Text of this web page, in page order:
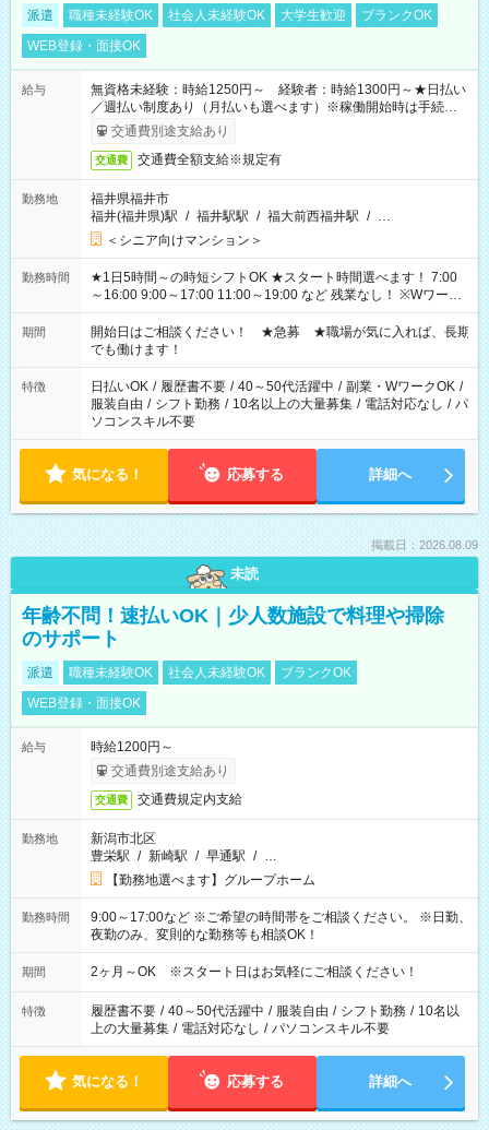
派遣 職種未経験OK 社会人未経験OK 大学生歓迎
ブランクOK
WEB登録・面接OK
給与
無資格未経験：時給1250円～ 経験者：時給1300円～★日払い
／週払い制度あり（月払いも選べます）※稼働開始時は手続き完
了次第のお支払いとなります。
交通費別途支給あり
交通費 交通費全額支給※規定有
勤務地
福井県福井市
福井(福井県)駅 / 福井駅駅 / 福大前西福井駅 / …
＜シニア向けマンション＞
勤務時間
★1日5時間～の時短シフトOK ★スタート時間選べます！ 7:00
～16:00 9:00～17:00 11:00～19:00 など 残業なし！ ※Wワーク
の場合、他のお仕事と合わせ週40時間超の就業はご案内できま
せん ※法令に基づき、週20時間以上勤務は社会保険への加入対
象となります ※労働者派遣法（日雇い派遣の原則禁止）によ
り、短時間・短期間の就業はご案内が難しい場合があります
期間
開始日はご相談ください！ ★急募 ★職場が気に入れば、長期
でも働けます！
特徴 日払いOK / 履歴書不要 / 40～50代活躍中 / 副業・WワークOK /
服装自由 / シフト勤務 / 10名以上の大量募集 / 電話対応なし / パ
ソコンスキル不要
気になる！ 応募する 詳細へ
掲載日：2026.08.09
未読
年齢不問！速払いOK｜少人数施設で料理や掃除
のサポート
派遣 職種未経験OK 社会人未経験OK
ブランクOK
WEB登録・面接OK
給与
時給1200円～
交通費別途支給あり
交通費 交通費規定内支給
勤務地
新潟市北区
豊栄駅 / 新崎駅 / 早通駅 / …
【勤務地選べます】グループホーム
勤務時間
9:00～17:00など ※ご希望の時間帯をご相談ください。 ※日勤、
夜勤のみ、変則的な勤務等も相談OK！
期間 2ヶ月～OK ※スタート日はお気軽にご相談ください！
特徴 履歴書不要 / 40～50代活躍中 / 服装自由 / シフト勤務 / 10名以
上の大量募集 / 電話対応なし / パソコンスキル不要
気になる！ 応募する 詳細へ